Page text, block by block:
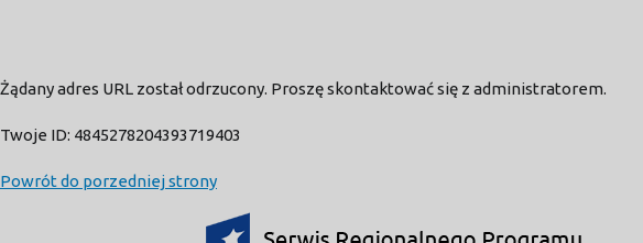
Żądany adres URL został odrzucony. Proszę skontaktować się z administratorem.
Twoje ID: 4845278204393719403
Powrót do porzedniej strony